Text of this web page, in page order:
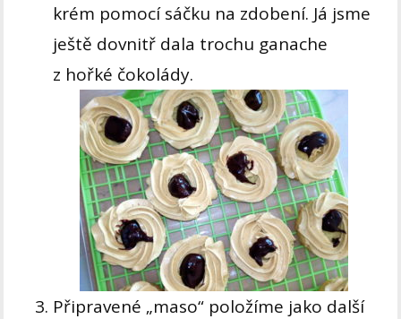
krém pomocí sáčku na zdobení. Já jsme
ještě dovnitř dala trochu ganache
z hořké čokolády.
Připravené „maso“ položíme jako další